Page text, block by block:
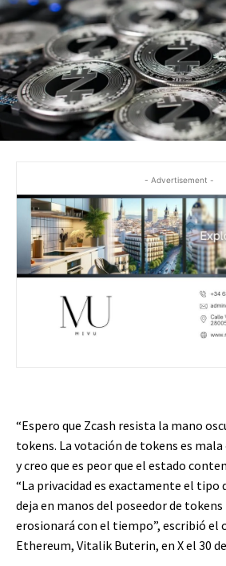
- Advertisement -
“Espero que Zcash resista la mano
tokens. La votación de tokens es
y creo que es peor que el estado
“La privacidad es exactamente el tipo
deja en manos del poseedor de
erosionará con el tiempo”, escribió el
Ethereum, Vitalik Buterin, en X el 30